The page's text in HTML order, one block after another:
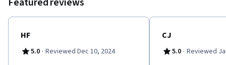
HF
5.0 · Reviewed Dec 10, 2024
CJ
5.0 · Reviewed